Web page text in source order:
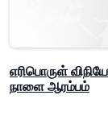
எரிபொருள்
நாளை ஆரம்பம்